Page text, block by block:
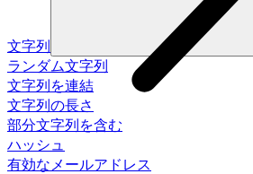
文字列
ランダム文字列
文字列を連結
文字列の長さ
部分文字列を含む
ハッシュ
有効なメールアドレス